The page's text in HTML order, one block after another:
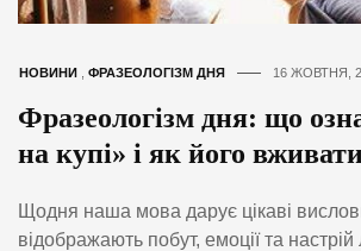
НОВИНИ ФРАЗЕОЛОГІЗМ ДНЯ 16 ЖОВТНЯ,
Фразеологізм дня: що
на купі» і як його
Щодня наша мова дарує цікаві
відображають побут, емоції та